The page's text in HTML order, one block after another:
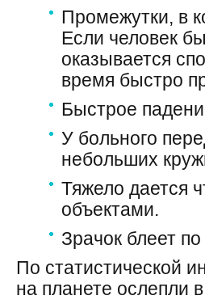
Промежутки, в
Если человек
оказывается
время быстро
Быстрое
У больного
небольших
Тяжело дается
объектами.
Зрачок блеет
По статистической
на планете ослепли